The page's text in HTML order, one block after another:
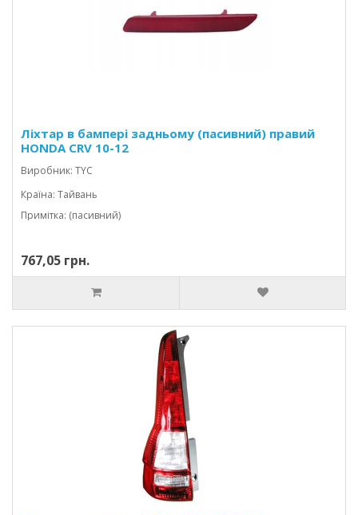
Ліхтар в бампері задньому (пасивний) правий
HONDA CRV 10-12
Виробник: TYC
Країна: Тайвань
Примітка: (пасивний)
767,05 грн.